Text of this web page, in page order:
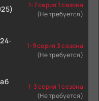
1-7 серия 1 сезона
(Не требуется)
1-9 серия 3 сезона
(Не требуется)
1-3 серия 1 сезона
(Не требуется)